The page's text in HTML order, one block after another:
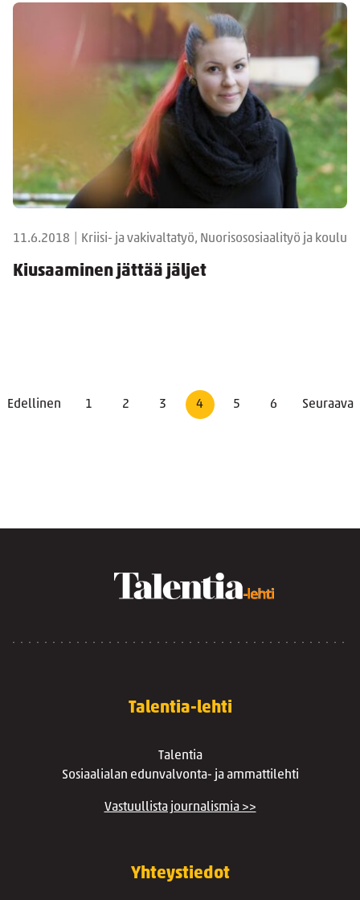
11.6.2018 Kriisi- ja vakivaltatyö, Nuorisososiaalityö ja koulu
Kiusaaminen jättää jäljet
Edellinen 1 2 3 4 5 6 Seuraava
Talentia-lehti
Talentia
Sosiaalialan edunvalvonta- ja ammattilehti
Vastuullista journalismia >>
Yhteystiedot